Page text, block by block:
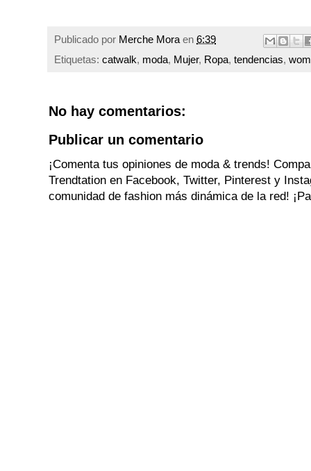
Publicado por Merche Mora en 6:39
Etiquetas: catwalk, moda, Mujer, Ropa, tendencias,
No hay comentarios:
Publicar un comentario
¡Comenta tus opiniones de moda & trends!
Trendtation en Facebook, Twitter, Pinterest y
comunidad de fashion más dinámica de la red!